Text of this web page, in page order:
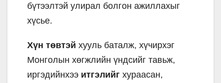
бүтээлтэй улирал болгон ажиллахыг
хүсье.
Хүн төвтэй хууль баталж, хүчирхэг
Монголын хөгжлийн үндсийг тавьж,
иргэдийнхээ итгэлийг хураасан,